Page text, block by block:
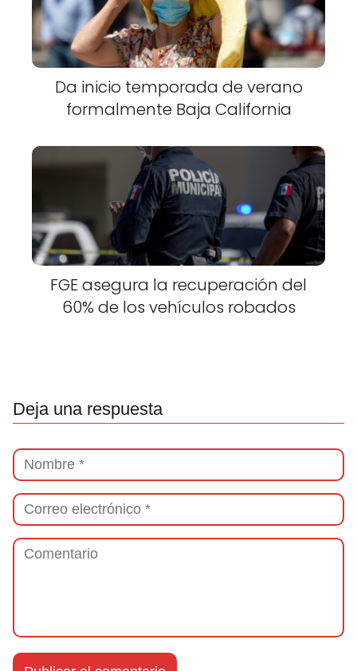
Da inicio temporada de verano
formalmente Baja California
FGE asegura la recuperación del
60% de los vehículos robados
Deja una respuesta